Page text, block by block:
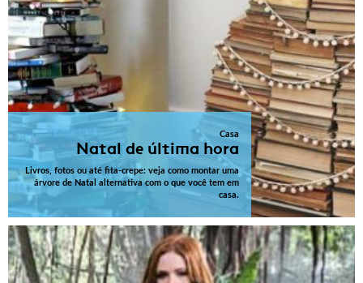
Casa
Natal de última hora
Livros, fotos ou até fita-crepe: veja como montar uma
árvore de Natal alternativa com o que você tem em
casa.